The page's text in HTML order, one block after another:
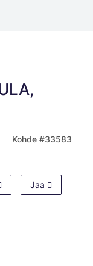
Kohde #33583
Jaa